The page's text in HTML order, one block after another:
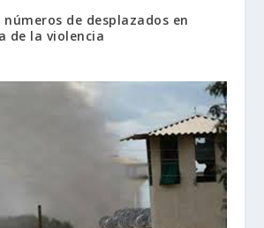
de desplazados en
de la violencia